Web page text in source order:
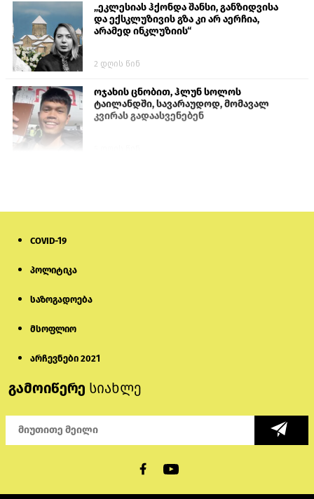
„ეკლესიას ჰქონდა შანსი, განზიდვისა
და ექსკლუზივის გზა კი არ აერჩია,
არამედ ინკლუზიის“
2 დღის წინ
ოჯახის ცნობით, ჰლუნ სოლოს
ტაილანდში, სავარაუდოდ, მომავალ
კვირას გადაასვენებენ
აკობიანს მოკვლით დაემუქრნენ —
მონიტორი: პირები, რომლებიც
თაღლითურ ქოლცენტრში
აგრძელებენ დანაშაულებრივ
საქმიანობას
COVID-19
პოლიტიკა
საზოგადოება
მსოფლიო
არჩევნები 2021
გამოიწერე სიახლე